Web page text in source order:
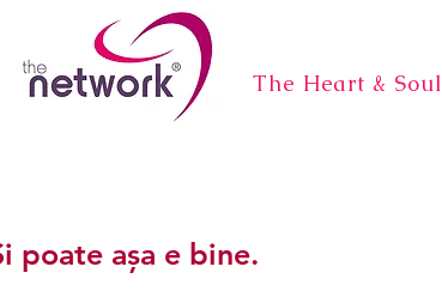
The Heart & Soul
poate așa e bine.